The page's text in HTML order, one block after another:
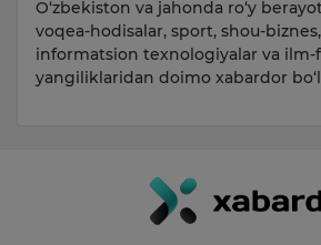
O‘zbekiston va jahonda ro‘y
voqea-hodisalar, sport, shou-
informatsion texnologiyalar va ilm-
yangiliklaridan doimo xabardor